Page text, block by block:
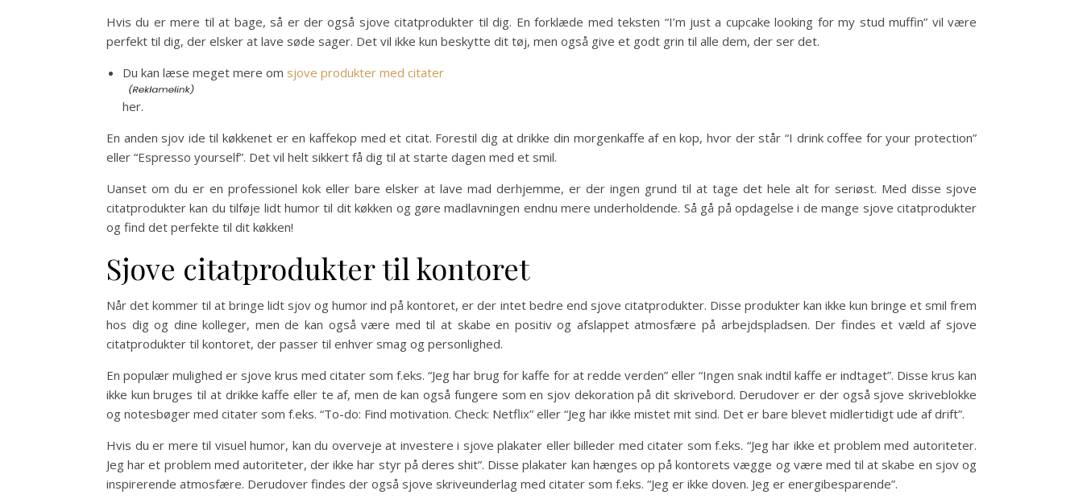
Hvis du er mere til at bage, så er der også sjove citatprodukter til dig. En forklæde med teksten “I’m just a cupcake looking for my stud muffin” vil være
perfekt til dig, der elsker at lave søde sager. Det vil ikke kun beskytte dit tøj, men også give et godt grin til alle dem, der ser det.
Du kan læse meget mere om sjove produkter med citater
her.
En anden sjov ide til køkkenet er en kaffekop med et citat. Forestil dig at drikke din morgenkaffe af en kop, hvor der står “I drink coffee for your protection”
eller “Espresso yourself”. Det vil helt sikkert få dig til at starte dagen med et smil.
Uanset om du er en professionel kok eller bare elsker at lave mad derhjemme, er der ingen grund til at tage det hele alt for seriøst. Med disse sjove
citatprodukter kan du tilføje lidt humor til dit køkken og gøre madlavningen endnu mere underholdende. Så gå på opdagelse i de mange sjove citatprodukter
og find det perfekte til dit køkken!
Sjove citatprodukter til kontoret
Når det kommer til at bringe lidt sjov og humor ind på kontoret, er der intet bedre end sjove citatprodukter. Disse produkter kan ikke kun bringe et smil frem
hos dig og dine kolleger, men de kan også være med til at skabe en positiv og afslappet atmosfære på arbejdspladsen. Der findes et væld af sjove
citatprodukter til kontoret, der passer til enhver smag og personlighed.
En populær mulighed er sjove krus med citater som f.eks. “Jeg har brug for kaffe for at redde verden” eller “Ingen snak indtil kaffe er indtaget”. Disse krus kan
ikke kun bruges til at drikke kaffe eller te af, men de kan også fungere som en sjov dekoration på dit skrivebord. Derudover er der også sjove skriveblokke
og notesbøger med citater som f.eks. “To-do: Find motivation. Check: Netflix” eller “Jeg har ikke mistet mit sind. Det er bare blevet midlertidigt ude af drift”.
Hvis du er mere til visuel humor, kan du overveje at investere i sjove plakater eller billeder med citater som f.eks. “Jeg har ikke et problem med autoriteter.
Jeg har et problem med autoriteter, der ikke har styr på deres shit”. Disse plakater kan hænges op på kontorets vægge og være med til at skabe en sjov og
inspirerende atmosfære. Derudover findes der også sjove skriveunderlag med citater som f.eks. “Jeg er ikke doven. Jeg er energibesparende”.